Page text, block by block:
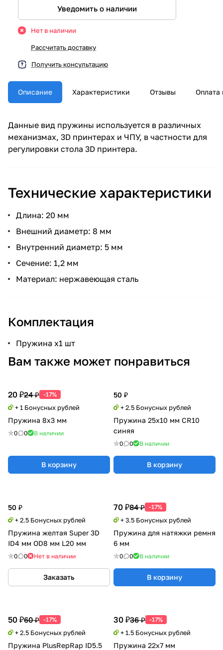
Уведомить о наличии
Нет в наличии
Рассчитать доставку
Получить консультацию
Описание Характеристики Отзывы Оплата
Данные вид пружины используется в различных
механизмах, 3D принтерах и ЧПУ, в частности для
регулировки стола 3D принтера.
Технические характеристики
Длина: 20 мм
Внешний диаметр: 8 мм
Внутренний диаметр: 5 мм
Сечение: 1,2 мм
Материал: нержавеющая сталь
Комплектация
Пружина x1 шт
Вам также может понравиться
20 ₽24 ₽ -17%
+ 1 Бонусных рублей
Пружина 8х3 мм
0 0 В наличии
В корзину
50 ₽
+ 2.5 Бонусных рублей
Пружина 25х10 мм CR10
синяя
0 0 В наличии
В корзину
70 ₽84 ₽ -17%
+ 3.5 Бонусных рублей
Пружина для натяжки ремня
6 мм
0 0 В наличии
В корзину
50 ₽60 ₽ -17%
+ 2.5 Бонусных рублей
Пружина PlusRepRap ID5.5
30 ₽36 ₽ -17%
+ 1.5 Бонусных рублей
Пружина 22x7 мм
50 ₽
+ 2.5 Бонусных рублей
Пружина желтая Super 3D
ID4 мм OD8 мм L20 мм
0 0 Нет в наличии
Заказать